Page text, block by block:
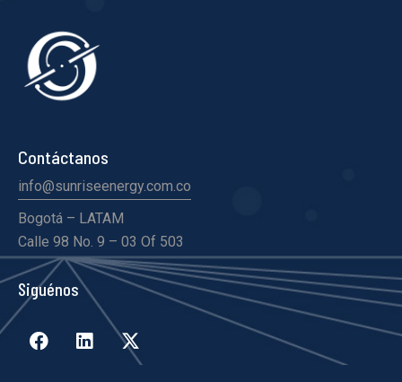
Contáctanos
info@sunriseenergy.com.co
Bogotá – LATAM
Calle 98 No. 9 – 03 Of 503
Siguénos